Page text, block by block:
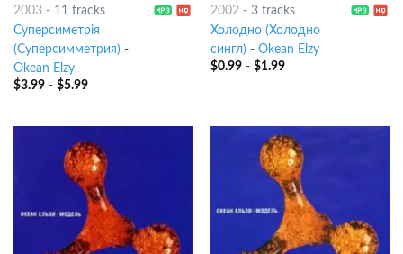
2003- 11 tracks
Суперсиметрiя
(Суперсимметрия) -
Okean Elzy
$3.99- $5.99
2002- 3 tracks
Холодно (Холодно
сингл) - Okean Elzy
$0.99- $1.99